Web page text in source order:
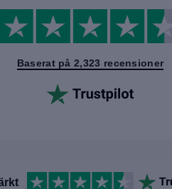
Baserat på 2,323 recensioner